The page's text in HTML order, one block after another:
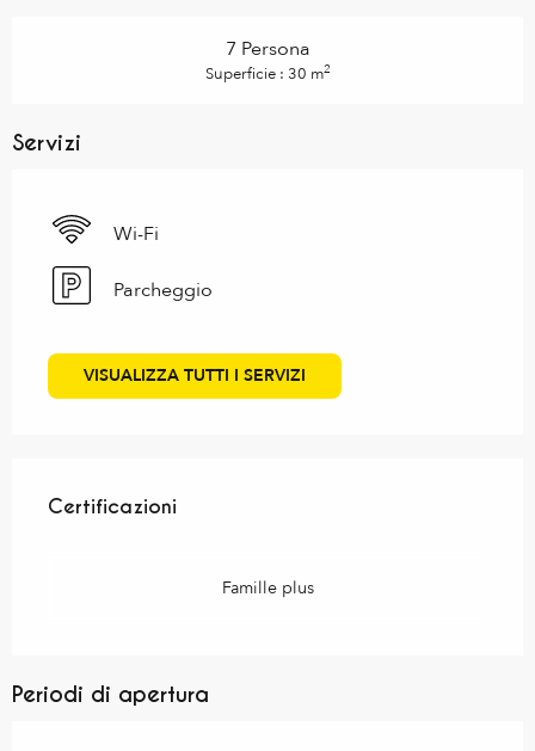
7 Persona
Superficie : 30 m2
Servizi
Wi-Fi
Parcheggio
VISUALIZZA TUTTI I SERVIZI
Certificazioni
Certificazioni
Famille plus
Periodi di apertura